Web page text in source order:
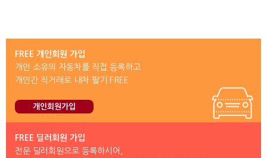
FREE 개인회원 가입
개인 소유의 자동차를 직접 등록하고
개인간 직거래로 내차 팔기 FREE
개인회원가입
FREE 딜러회원 가입
전문 딜러회원으로 등록하시어,